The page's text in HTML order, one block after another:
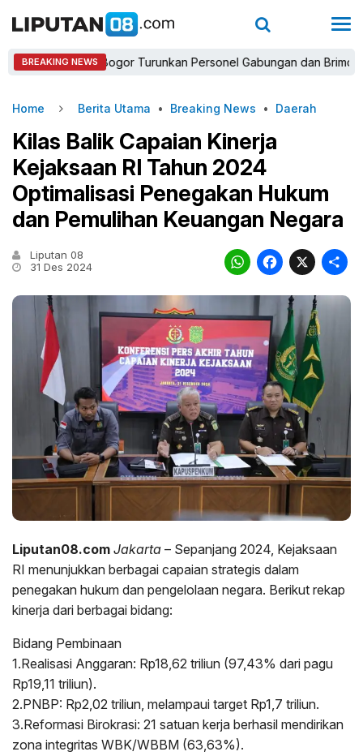
BREAKING NEWS
Bogor Turunkan Personel Gabungan dan Brimob,
Home Berita Utama • Breaking News • Daerah
Kilas Balik Capaian Kinerja
Kejaksaan RI Tahun 2024
Optimalisasi Penegakan Hukum
dan Pemulihan Keuangan Negara
Liputan 08
31 Des 2024
X
Liputan08.com Jakarta – Sepanjang 2024, Kejaksaan
RI menunjukkan berbagai capaian strategis dalam
penegakan hukum dan pengelolaan negara. Berikut rekap
kinerja dari berbagai bidang:
Bidang Pembinaan
1.Realisasi Anggaran: Rp18,62 triliun (97,43% dari pagu
Rp19,11 triliun).
2.PNBP: Rp2,02 triliun, melampaui target Rp1,7 triliun.
3.Reformasi Birokrasi: 21 satuan kerja berhasil mendirikan
zona integritas WBK/WBBM (63,63%).